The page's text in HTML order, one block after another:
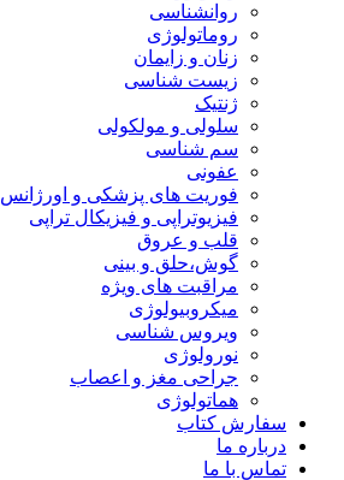
روانشناسی
روماتولوژی
زنان و زایمان
زیست شناسی
ژنتیک
سلولی و مولکولی
سم شناسی
عفونی
فوریت های پزشکی و اورژانس
فیزیوتراپی و فیزیکال تراپی
قلب و عروق
گوش،حلق و بینی
مراقبت های ویژه
میکروبیولوژی
ویروس شناسی
نورولوژی
جراحی مغز و اعصاب
هماتولوژی
سفارش کتاب
درباره ما
تماس با ما